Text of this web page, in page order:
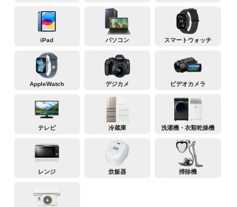
iPad パソコン スマートウォッチ
AppleWatch デジカメ ビデオカメラ
テレビ 冷蔵庫 洗濯機・衣類乾燥機
レンジ 炊飯器 掃除機